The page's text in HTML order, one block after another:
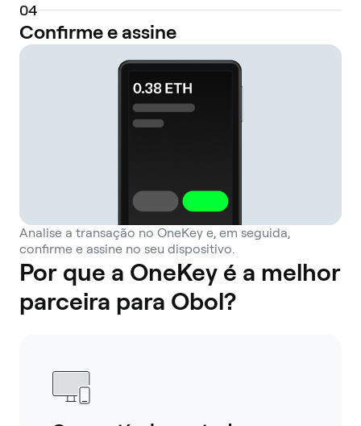
04
Confirme e assine
Analise a transação no OneKey e, em seguida,
confirme e assine no seu dispositivo.
Por que a OneKey é a melhor
parceira para Obol?